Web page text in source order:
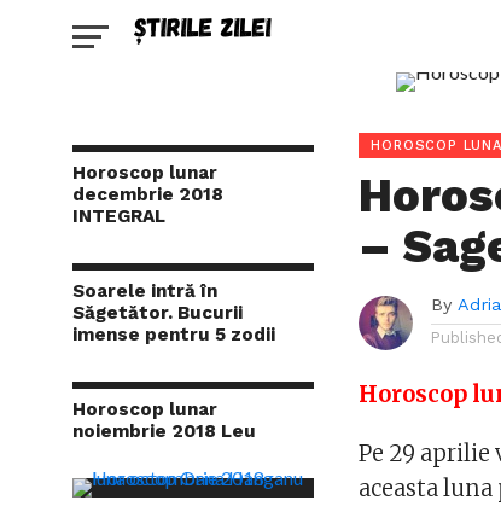
Horoscop lunar
decembrie 2018
INTEGRAL
Soarele intră în
Săgetător. Bucurii
imense pentru 5 zodii
Horoscop lunar
noiembrie 2018 Leu
HOROSCOP
–
By
Horoscop
Pe 29 aprilie
aceasta luna